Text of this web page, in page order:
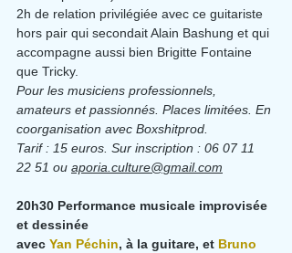
2h de relation privilégiée avec ce guitariste
hors pair qui secondait Alain Bashung et qui
accompagne aussi bien Brigitte Fontaine
que Tricky.
Pour les musiciens professionnels,
amateurs et passionnés. Places limitées. En
coorganisation avec Boxshitprod.
Tarif : 15 euros. Sur inscription : 06 07 11
22 51 ou aporia.culture@gmail.com
20h30 Performance musicale improvisée
et dessinée
avec Yan Péchin, à la guitare, et Bruno